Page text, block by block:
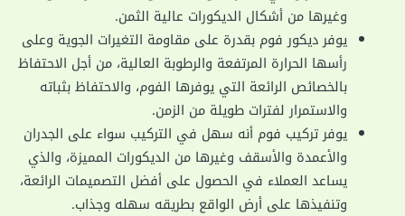
وغيرها من أشكال الديكورات عالية الثمن.
يوفر ديكور فوم بقدرة على مقاومة التغيرات الجوية وعلى
رأسها الحرارة المرتفعة والرطوبة العالية، من أجل الاحتفاظ
بالخصائص الرائعة التي يوفرها الفوم، والاحتفاظ بثباته
والاستمرار لفترات طويلة من الزمن.
يوفر تركيب فوم أنه سهل في التركيب سواء على الجدران
والأعمدة والأسقف وغيرها من الديكورات المميزة، والذي
يساعد العملاء في الحصول على أفضل التصميمات الرائعة،
وتنفيذها على أرض الواقع بطريقه سهله وجذاب.